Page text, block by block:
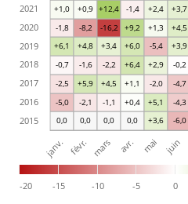
0,0 0,0 0,0 0,0 +3,6 -6,0
-5,0 -2,1 -1,1 +0,4 +5,1 -4,3
-2,5 +5,9 +4,5 +1,1 -2,0 -4,7
-0,7 -1,6 -2,2 +6,4 +2,9 -0,2
+6,1 +4,8 +3,4 +6,0 -5,4 +3,9
-1,8 -8,2 -16,2 +9,2 +1,3 +4,5
+1,0 +0,9 +12,4 -1,4 +2,4 +3,7
-20 -15 -10 -5 0
janv. févr. mars avr. mai juin
2015
2016
2017
2018
2019
2020
2021